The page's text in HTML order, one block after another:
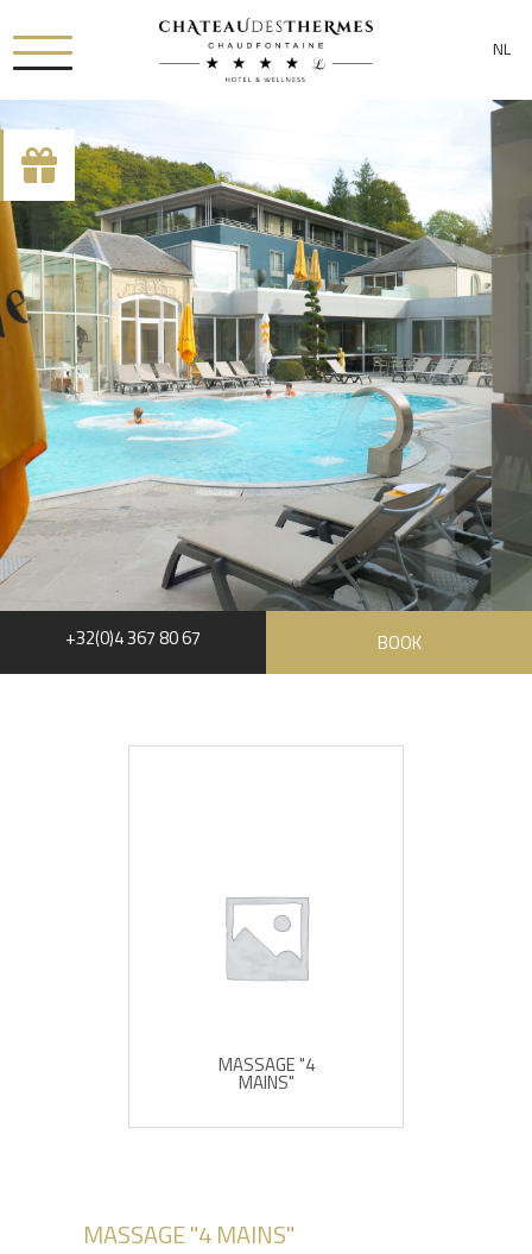
[availability_search category_dropdown="true"
category_include="sejour, chambre"]
RUE HAUSTER 9, B-4050 CHAUDFONTAINE
+32(0)4 367 80 67
INFO[AT]CHATEAUDESTHERMES.BE
ONTDEK ONZE PROMOTIES DOORHIERTE KLIKKEN
NL
+32(0)4 367 80 67 BOOK
MASSAGE "4
MAINS"
MASSAGE "4 MAINS"